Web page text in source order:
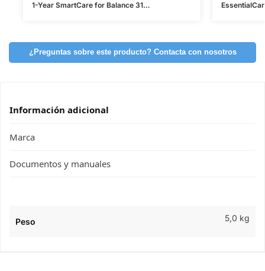
1-Year SmartCare for Balance 310X (CAT 12)
¿Preguntas sobre este producto? Contacta con nosotros
Información adicional
Marca
Documentos y manuales
Peso 5,0 kg